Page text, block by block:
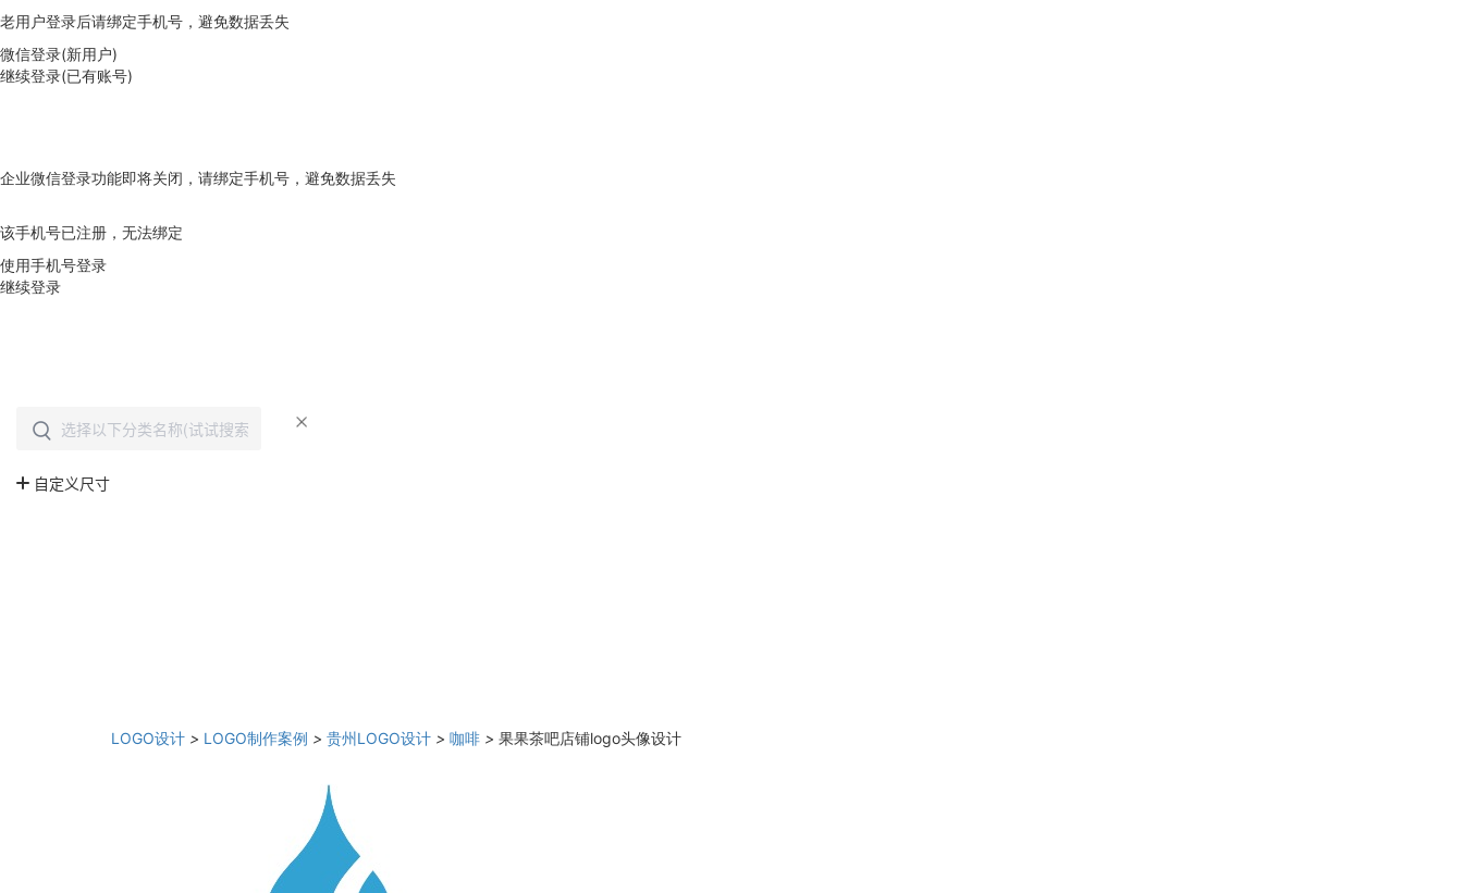
老用户登录后请绑定手机号，避免数据丢失
微信登录(新用户)
继续登录(已有账号)
企业微信登录功能即将关闭，请绑定手机号，避免数据丢失
该手机号已注册，无法绑定
使用手机号登录
继续登录
LOGO设计 > LOGO制作案例 > 贵州LOGO设计 > 咖啡 > 果果茶吧店铺logo头像设计